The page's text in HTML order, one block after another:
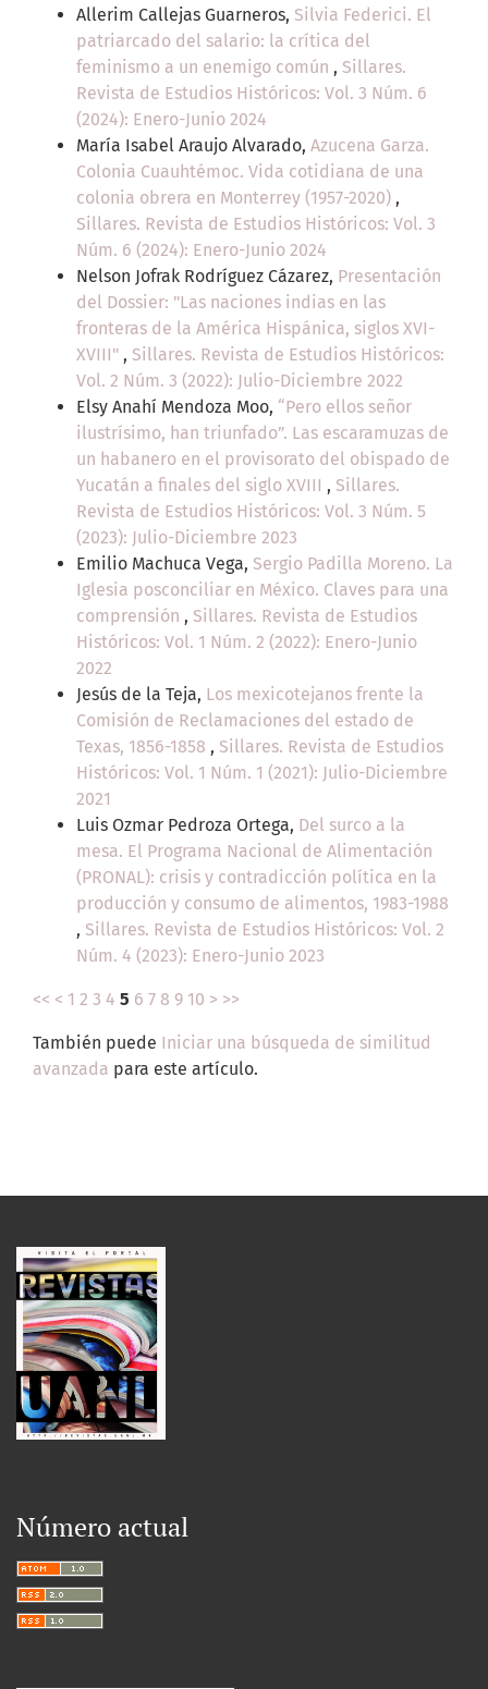
Allerim Callejas Guarneros, Silvia Federici. El
patriarcado del salario: la crítica del
feminismo a un enemigo común , Sillares.
Revista de Estudios Históricos: Vol. 3 Núm. 6
(2024): Enero-Junio 2024
María Isabel Araujo Alvarado, Azucena Garza.
Colonia Cuauhtémoc. Vida cotidiana de una
colonia obrera en Monterrey (1957-2020) ,
Sillares. Revista de Estudios Históricos: Vol. 3
Núm. 6 (2024): Enero-Junio 2024
Nelson Jofrak Rodríguez Cázarez, Presentación
del Dossier: "Las naciones indias en las
fronteras de la América Hispánica, siglos XVI-
XVIII" , Sillares. Revista de Estudios Históricos:
Vol. 2 Núm. 3 (2022): Julio-Diciembre 2022
Elsy Anahí Mendoza Moo, “Pero ellos señor
ilustrísimo, han triunfado”. Las escaramuzas de
un habanero en el provisorato del obispado de
Yucatán a finales del siglo XVIII , Sillares.
Revista de Estudios Históricos: Vol. 3 Núm. 5
(2023): Julio-Diciembre 2023
Emilio Machuca Vega, Sergio Padilla Moreno. La
Iglesia posconciliar en México. Claves para una
comprensión , Sillares. Revista de Estudios
Históricos: Vol. 1 Núm. 2 (2022): Enero-Junio
2022
Jesús de la Teja, Los mexicotejanos frente la
Comisión de Reclamaciones del estado de
Texas, 1856-1858 , Sillares. Revista de Estudios
Históricos: Vol. 1 Núm. 1 (2021): Julio-Diciembre
2021
Luis Ozmar Pedroza Ortega, Del surco a la
mesa. El Programa Nacional de Alimentación
(PRONAL): crisis y contradicción política en la
producción y consumo de alimentos, 1983-1988
, Sillares. Revista de Estudios Históricos: Vol. 2
Núm. 4 (2023): Enero-Junio 2023
<< < 1 2 3 4 5 6 7 8 9 10 > >>
También puede Iniciar una búsqueda de similitud
avanzada para este artículo.
Número actual